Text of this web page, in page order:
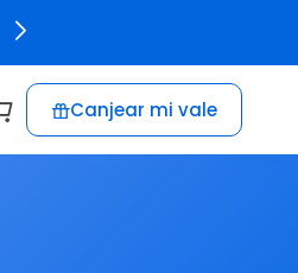
Canjear mi vale